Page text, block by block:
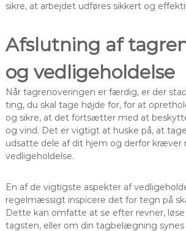
sikre, at arbejdet udføres sikkert og
Afslutning af
og vedligeholdelse
Når tagrenoveringen er færdig, er der
ting, du skal tage højde for, for at
og sikre, at det fortsætter med at
og vind. Det er vigtigt at huske på, at
udsatte dele af dit hjem og derfor
vedligeholdelse.
En af de vigtigste aspekter af
regelmæssigt inspicere det for tegn på
Dette kan omfatte at se efter revner,
tagsten, eller om din tagbelægning